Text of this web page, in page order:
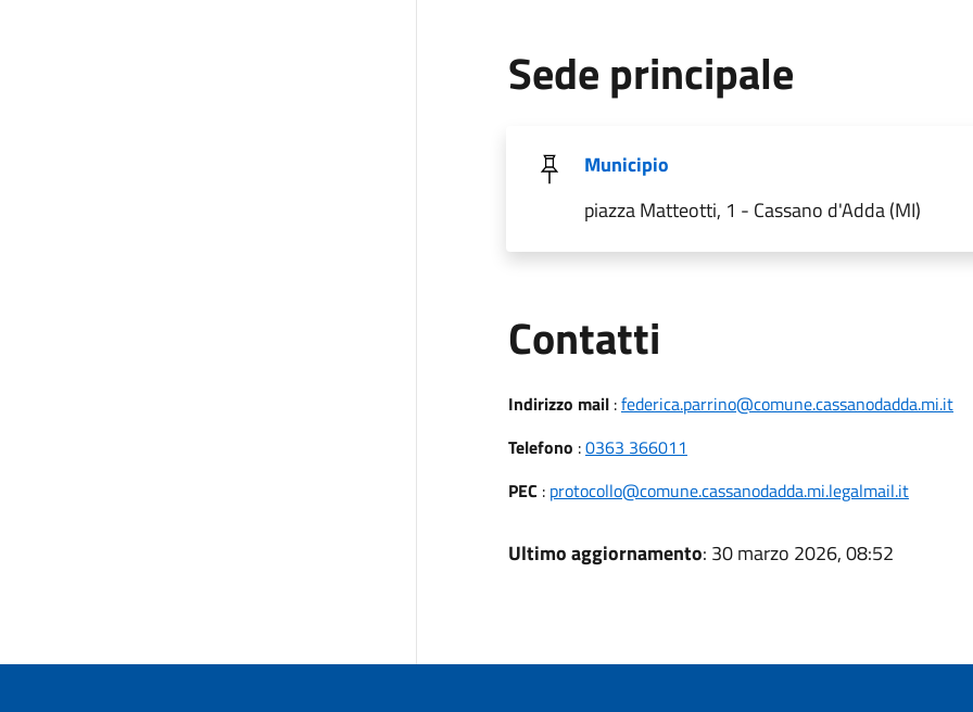
Sede principale
Municipio
piazza Matteotti, 1 - Cassano d'Adda (MI)
Contatti
Indirizzo mail:federica.parrino@comune.cassanodadda.mi.it
Telefono :0363 366011
PEC : protocollo@comune.cassanodadda.mi.legalmail.it
Ultimo aggiornamento: 30 marzo 2026, 08:52